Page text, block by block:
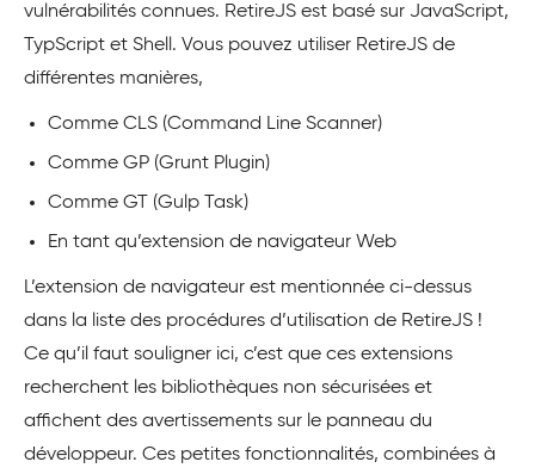
vulnérabilités connues. RetireJS est basé sur JavaScript,
TypScript et Shell. Vous pouvez utiliser RetireJS de
différentes manières,
Comme CLS (Command Line Scanner)
Comme GP (Grunt Plugin)
Comme GT (Gulp Task)
En tant qu’extension de navigateur Web
L’extension de navigateur est mentionnée ci-dessus
dans la liste des procédures d’utilisation de RetireJS !
Ce qu’il faut souligner ici, c’est que ces extensions
recherchent les bibliothèques non sécurisées et
affichent des avertissements sur le panneau du
développeur. Ces petites fonctionnalités, combinées à